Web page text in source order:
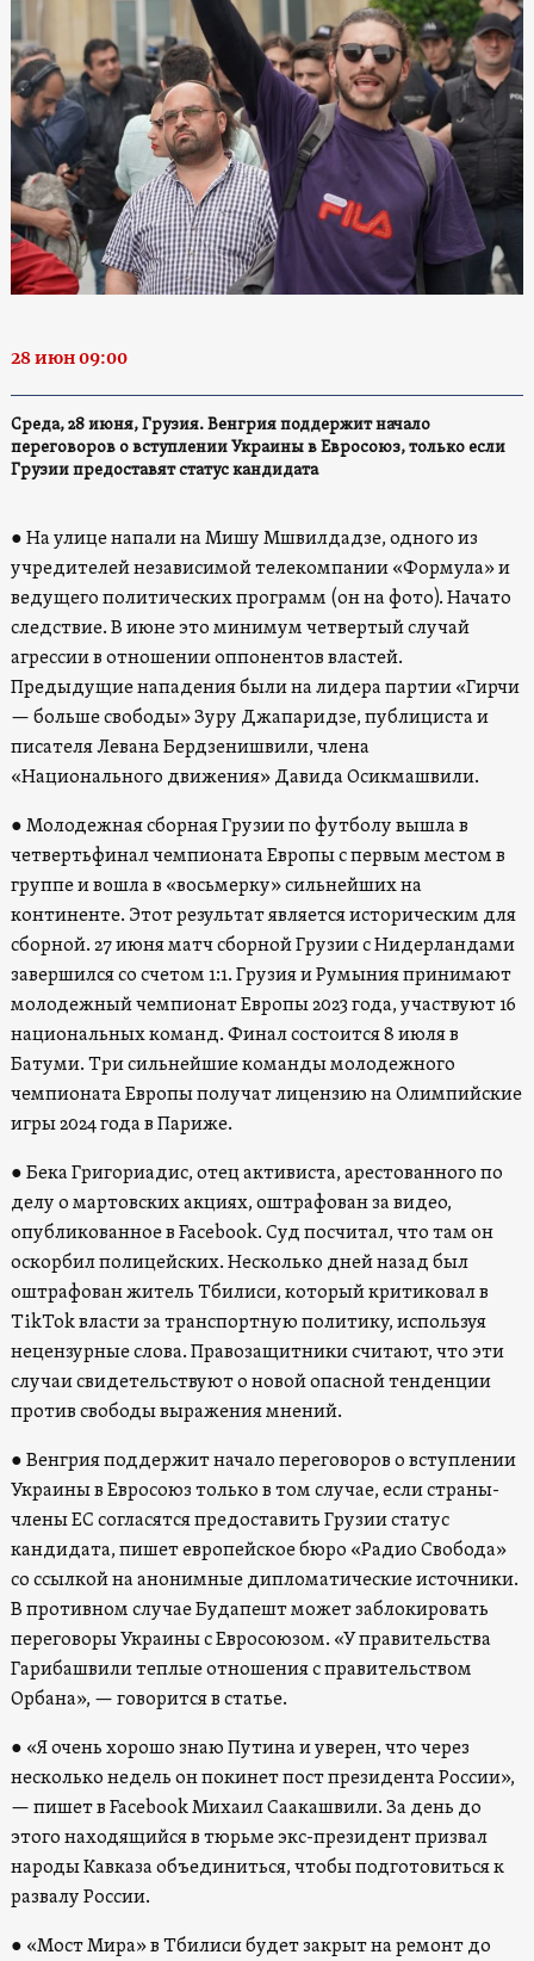
28 июн 09:00
Среда, 28 июня, Грузия. Венгрия поддержит начало
переговоров о вступлении Украины в Евросоюз, только если
Грузии предоставят статус кандидата
● На улице напали на Мишу Мшвилдадзе, одного из
учредителей независимой телекомпании «Формула» и
ведущего политических программ (он на фото). Начато
следствие. В июне это минимум четвертый случай
агрессии в отношении оппонентов властей.
Предыдущие нападения были на лидера партии «Гирчи
— больше свободы» Зуру Джапаридзе, публициста и
писателя Левана Бердзенишвили, члена
«Национального движения» Давида Осикмашвили.
● Молодежная сборная Грузии по футболу вышла в
четвертьфинал чемпионата Европы с первым местом в
группе и вошла в «восьмерку» сильнейших на
континенте. Этот результат является историческим для
сборной. 27 июня матч сборной Грузии с Нидерландами
завершился со счетом 1:1. Грузия и Румыния принимают
молодежный чемпионат Европы 2023 года, участвуют 16
национальных команд. Финал состоится 8 июля в
Батуми. Три сильнейшие команды молодежного
чемпионата Европы получат лицензию на Олимпийские
игры 2024 года в Париже.
● Бека Григориадис, отец активиста, арестованного по
делу о мартовских акциях, оштрафован за видео,
опубликованное в Facebook. Суд посчитал, что там он
оскорбил полицейских. Несколько дней назад был
оштрафован житель Тбилиси, который критиковал в
TikTok власти за транспортную политику, используя
нецензурные слова. Правозащитники считают, что эти
случаи свидетельствуют о новой опасной тенденции
против свободы выражения мнений.
● Венгрия поддержит начало переговоров о вступлении
Украины в Евросоюз только в том случае, если страны-
члены ЕС согласятся предоставить Грузии статус
кандидата, пишет европейское бюро «Радио Свобода»
со ссылкой на анонимные дипломатические источники.
В противном случае Будапешт может заблокировать
переговоры Украины с Евросоюзом. «У правительства
Гарибашвили теплые отношения с правительством
Орбана», — говорится в статье.
● «Я очень хорошо знаю Путина и уверен, что через
несколько недель он покинет пост президента России»,
— пишет в Facebook Михаил Саакашвили. За день до
этого находящийся в тюрьме экс-президент призвал
народы Кавказа объединиться, чтобы подготовиться к
развалу России.
● «Мост Мира» в Тбилиси будет закрыт на ремонт до